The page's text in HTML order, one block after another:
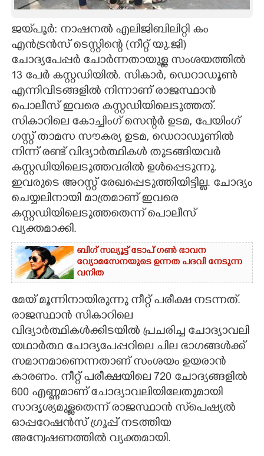
ASTRO
CARTOONS
LITERATURE
ZOOM
CONTACT US
ജയ്‌പൂർ: നാഷനൽ എലിജിബിലിറ്റി കം
എൻട്രൻസ് ടെസ്റ്റിന്റെ (നീറ്റ് യു.ജി)
ചോദ്യപേപ്പർ ചോർന്നതായുള്ള സംശയത്തിൽ
13 പേ‌ർ കസ്റ്റഡിയിൽ. സികാർ, ഡെറാഡൂൺ
എന്നിവിടങ്ങളിൽ നിന്നാണ് രാജസ്ഥാൻ
പൊലീസ് ഇവരെ കസ്റ്റഡിയിലെടുത്തത്.
സികാറിലെ കോച്ചിംഗ് സെന്റർ ഉടമ, പേയിംഗ്
ഗസ്റ്റ് താമസ സൗകര്യ ഉടമ, ഡെറാഡൂണിൽ
നിന്ന് രണ്ട് വിദ്യാർത്ഥികൾ തുടങ്ങിയവർ
കസ്റ്റഡിയിലെടുത്തവരിൽ ഉൾപ്പെടുന്നു.
ഇവരുടെ അറസ്റ്റ് രേഖപ്പെടുത്തിയിട്ടില്ല. ചോദ്യം
ചെയ്യലിനായി മാത്രമാണ് ഇവരെ
കസ്റ്റഡിയിലെടുത്തതെന്ന് പൊലീസ്
വ്യക്തമാക്കി.
ബിഗ് സല്യൂട്ട് ടോപ് ഗൺ ഭാവന
വ്യോമസേനയുടെ ഉന്നത പദവി നേടുന്ന
വനിത
മേയ് മൂന്നിനായിരുന്നു നീറ്റ് പരീക്ഷ നടന്നത്.
രാജസ്ഥാൻ സികാറിലെ
വിദ്യാർത്ഥികൾക്കിടയിൽ പ്രചരിച്ച ചോദ്യാവലി
യഥാർത്ഥ ചോദ്യപേപ്പറിലെ ചില ഭാഗങ്ങൾക്ക്
സമാനമാണെന്നതാണ് സംശയം ഉയരാൻ
കാരണം. നീറ്റ് പരീക്ഷയിലെ 720 ചോദ്യങ്ങളിൽ
600 എണ്ണമാണ് ചോദ്യാവലിയിലേതുമായി
സാദൃശ്യമുള്ളതെന്ന് രാജസ്ഥാൻ സ്‌‌പെഷ്യൽ
ഓപ്പറേഷൻസ് ഗ്രൂപ്പ് നടത്തിയ
അന്വേഷണത്തിൽ വ്യക്തമായി.